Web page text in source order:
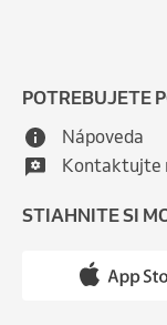
POTREBUJETE
Nápoveda
Kontaktujte
STIAHNITE SI